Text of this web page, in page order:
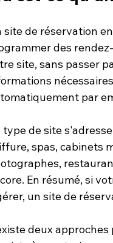
site de réservation
des
site, sans passer
par
type de site
spas, cabinets
En résumé, si
un site de
deux